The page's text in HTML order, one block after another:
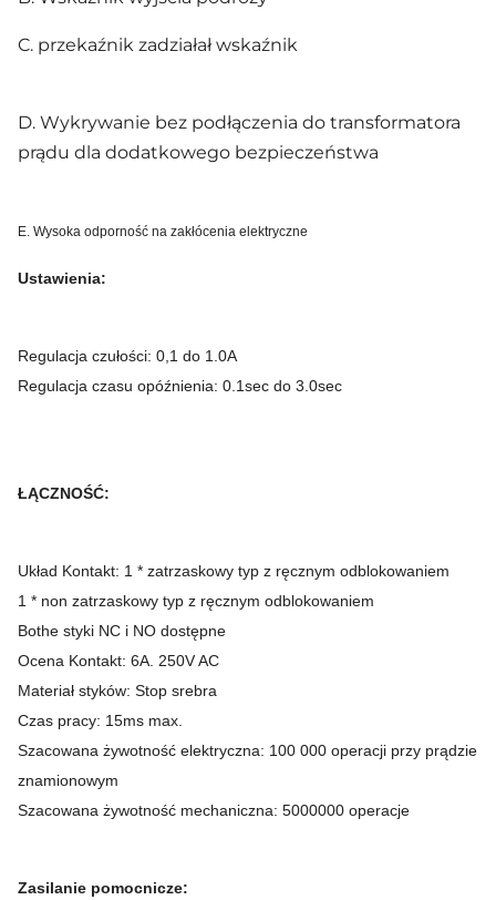
pomocnicze
110VAC ± 10% lub 240V
Ocena VA
Wskaźnik
pomocnicze
Opóźnienie czerwona dioda LED
Wycieczka czerwona dioda LED
C. przekaźnik zadziałał wskaźnik
D. Wykrywanie bez podłączenia do transformatora
prądu dla dodatkowego bezpieczeństwa
E. Wysoka odporność na zakłócenia elektryczne
Ustawienia:
Regulacja czułości: 0,1 do 1.0A
Regulacja czasu opóźnienia: 0.1sec do 3.0sec
ŁĄCZNOŚĆ:
Układ Kontakt: 1 * zatrzaskowy typ z ręcznym odblokowaniem
1 * non zatrzaskowy typ z ręcznym odblokowaniem
Bothe styki NC i NO dostępne
Ocena Kontakt: 6A. 250V AC
Materiał styków: Stop srebra
Czas pracy: 15ms max.
Szacowana żywotność elektryczna: 100 000 operacji przy prądzie
znamionowym
Szacowana żywotność mechaniczna: 5000000 operacje
Zasilanie pomocnicze: